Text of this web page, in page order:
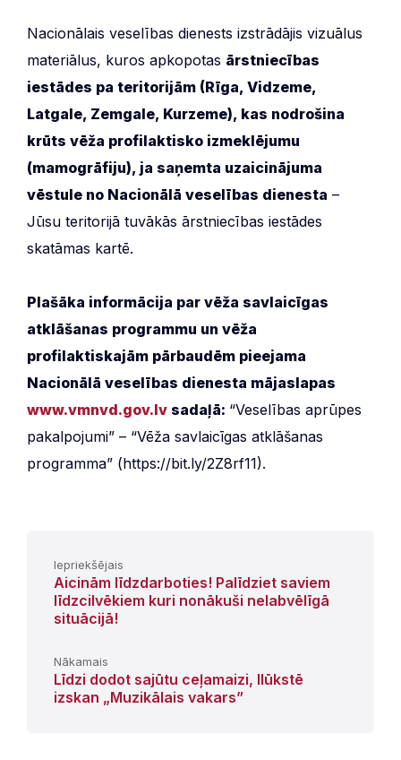
Nacionālais veselības dienests izstrādājis vizuālus
materiālus, kuros apkopotas ārstniecības
iestādes pa teritorijām (Rīga, Vidzeme,
Latgale, Zemgale, Kurzeme), kas nodrošina
krūts vēža profilaktisko izmeklējumu
(mamogrāfiju), ja saņemta uzaicinājuma
vēstule no Nacionālā veselības dienesta –
Jūsu teritorijā tuvākās ārstniecības iestādes
skatāmas kartē.
Plašāka informācija par vēža savlaicīgas
atklāšanas programmu un vēža
profilaktiskajām pārbaudēm pieejama
Nacionālā veselības dienesta mājaslapas
www.vmnvd.gov.lv sadaļā: “Veselības aprūpes
pakalpojumi” – “Vēža savlaicīgas atklāšanas
programma” (https://bit.ly/2Z8rf11).
Iepriekšējais
Aicinām līdzdarboties! Palīdziet saviem
līdzcilvēkiem kuri nonākuši nelabvēlīgā
situācijā!
Nākamais
Līdzi dodot sajūtu ceļamaizi, Ilūkstē
izskan „Muzikālais vakars”